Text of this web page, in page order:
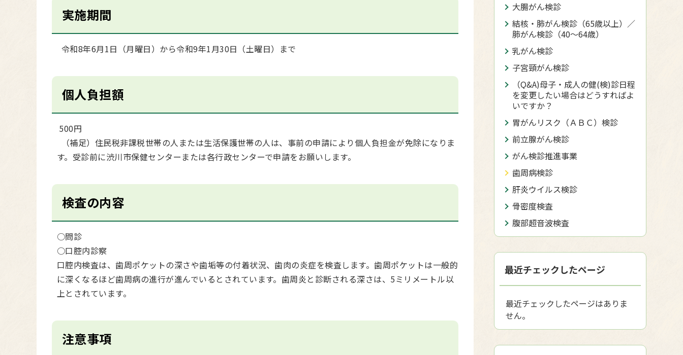
実施期間
令和8年6月1日（月曜日）から令和9年1月30日（土曜日）まで
個人負担額
500円
（補足）住民税非課税世帯の人または生活保護世帯の人は、事前の申請により個人負担金が免除になりま
す。受診前に渋川市保健センターまたは各行政センターで申請をお願いします。
検査の内容
○問診
○口腔内診察
口腔内検査は、歯周ポケットの深さや歯垢等の付着状況、歯肉の炎症を検査します。歯周ポケットは一般的
に深くなるほど歯周病の進行が進んでいるとされています。歯周炎と診断される深さは、5ミリメートル以
上とされています。
注意事項
大腸がん検診
結核・肺がん検診（65歳以上）／
肺がん検診（40〜64歳）
乳がん検診
子宮頸がん検診
（Q&A)母子・成人の健(検)診日程
を変更したい場合はどうすればよ
いですか？
胃がんリスク（ＡＢＣ）検診
前立腺がん検診
がん検診推進事業
歯周病検診
肝炎ウイルス検診
骨密度検査
腹部超音波検査
最近チェックしたページ
最近チェックしたページはありま
せん。